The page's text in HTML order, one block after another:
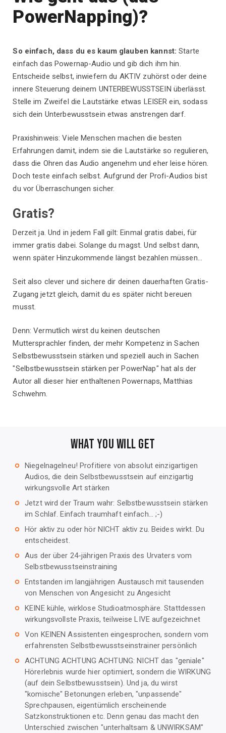
PowerNapping)?
So einfach, dass du es kaum glauben kannst: Starte
einfach das Powernap-Audio und gib dich ihm hin.
Entscheide selbst, inwiefern du AKTIV zuhörst oder deine
innere Steuerung deinem UNTERBEWUSSTSEIN überlässt.
Stelle im Zweifel die Lautstärke etwas LEISER ein, sodass
sich dein Unterbewusstsein etwas anstrengen darf.
Praxishinweis: Viele Menschen machen die besten
Erfahrungen damit, indem sie die Lautstärke so regulieren,
dass die Ohren das Audio angenehm und eher leise hören.
Doch teste einfach selbst. Aufgrund der Profi-Audios bist
du vor Überraschungen sicher.
Gratis?
Derzeit ja. Und in jedem Fall gilt: Einmal gratis dabei, für
immer gratis dabei. Solange du magst. Und selbst dann,
wenn später Hinzukommende längst bezahlen müssen...
Seit also clever und sichere dir deinen dauerhaften Gratis-
Zugang jetzt gleich, damit du es später nicht bereuen
musst.
Denn: Vermutlich wirst du keinen deutschen
Muttersprachler finden, der mehr Kompetenz in Sachen
Selbstbewusstsein stärken und speziell auch in Sachen
"Selbstbewusstsein stärken per PowerNap" hat als der
Autor all dieser hier enthaltenen Powernaps, Matthias
Schwehm.
WHAT YOU WILL GET
trip_origin
Niegelnagelneu! Profitiere von absolut einzigartigen
Audios, die dein Selbstbewusstsein auf einzigartig
wirkungsvolle Art stärken
trip_origin
Jetzt wird der Traum wahr: Selbstbewusstsein stärken
im Schlaf. Einfach traumhaft einfach... ;-)
trip_origin
Hör aktiv zu oder hör NICHT aktiv zu. Beides wirkt. Du
entscheidest.
trip_origin
Aus der über 24-jährigen Praxis des Urvaters vom
Selbstbewusstseinstraining
trip_origin
Entstanden im langjährigen Austausch mit tausenden
von Menschen von Angesicht zu Angesicht
trip_origin
KEINE kühle, wirklose Studioatmosphäre. Stattdessen
wirkungsvollste Praxis, teilweise LIVE aufgezeichnet
trip_origin
Von KEINEN Assistenten eingesprochen, sondern vom
erfahrensten Selbstbewusstseinstrainer persönlich
trip_origin
ACHTUNG ACHTUNG ACHTUNG: NICHT das "geniale"
Hörerlebnis wurde hier optimiert, sondern die WIRKUNG
(auf dein Selbstbewusstsein). Und ja, du wirst
"komische" Betonungen erleben, "unpassende"
Sprechpausen, eigentümlich erscheinende
Satzkonstruktionen etc. Denn genau das macht den
Unterschied zwischen "unterhaltsam & UNWIRKSAM"